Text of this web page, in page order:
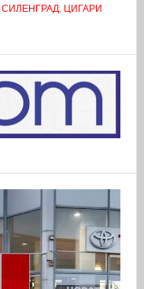
СИЛЕНГРАД, ЦИГАРИ